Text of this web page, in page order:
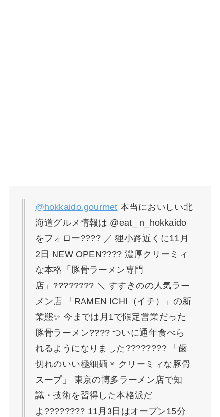
@hokkaido.gourmet 本当においしい北
海道グルメ情報は @eat_in_hokkaido
をフォロー???? ／ 狸小路近くに11月
2日 NEW OPEN???? 濃厚クリーミィ
な本格「豚骨ラーメン専門
店」???????? ＼ すすきのの人気ラー
メン店 「RAMEN ICHI（イチ）」の新
業態✨ 今までは月1で限定営業だった
豚骨ラーメン???? ついに通年食べら
れるようになりました???????? 「歯
切れのいい極細麺 × クリーミィな豚骨
スープ」 東京の博多ラーメン店で知
識・技術を習得した本格派だ
よ????‍???? 11月3日はオープン15分